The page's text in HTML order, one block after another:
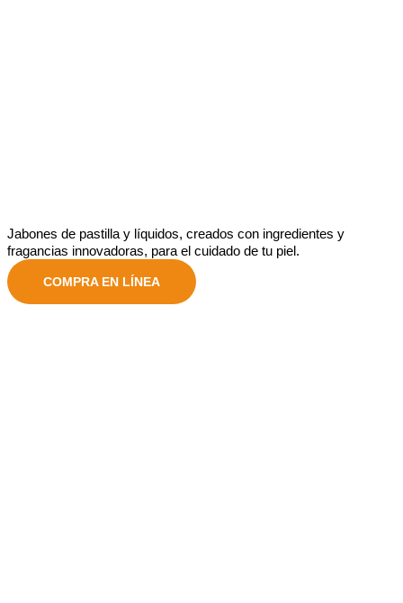
Jabones de pastilla y líquidos, creados con ingredientes y
fragancias innovadoras, para el cuidado de tu piel.
COMPRA EN LÍNEA